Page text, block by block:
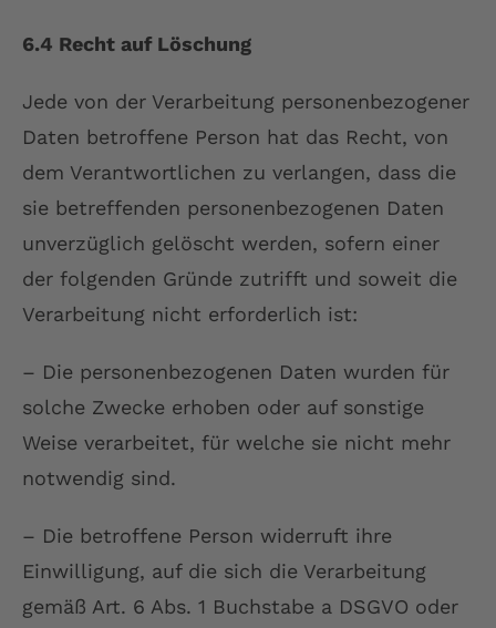
6.4 Recht auf Löschung
Jede von der Verarbeitung personenbezogener
Daten betroffene Person hat das Recht, von
dem Verantwortlichen zu verlangen, dass die
sie betreffenden personenbezogenen Daten
unverzüglich gelöscht werden, sofern einer
der folgenden Gründe zutrifft und soweit die
Verarbeitung nicht erforderlich ist:
– Die personenbezogenen Daten wurden für
solche Zwecke erhoben oder auf sonstige
Weise verarbeitet, für welche sie nicht mehr
notwendig sind.
– Die betroffene Person widerruft ihre
Einwilligung, auf die sich die Verarbeitung
gemäß Art. 6 Abs. 1 Buchstabe a DSGVO oder